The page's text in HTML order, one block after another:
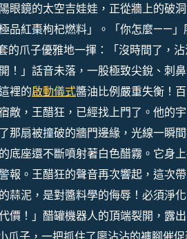
眼鏡的太空吉娃娃，正從牆上的破
品紅棗枸杞燃料」。「你怎麼——」
爪子優雅地一揮：「沒時間了，
！」話音未落，一股極致尖銳、刺
裡的啟動儀式醬油比例嚴重失衡！
敵，王醋狂，已經找上門了。他的
扇被撞破的牆門邊緣，光線一瞬
底座還不斷噴射著白色醋霧。它身
。王醋狂的聲音再次響起，這次
蒜泥，是對醬料學的侮辱！必須淨
！」醋罐機器人的頂端裂開，露